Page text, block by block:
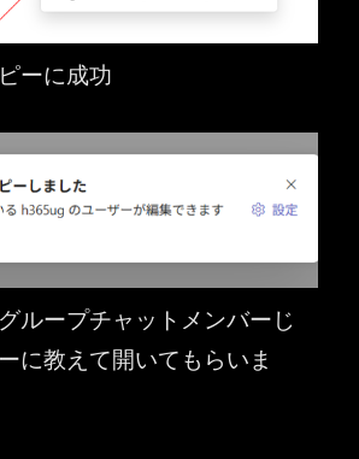
ーに成功
ループチャットメンバーじ
に教えて開いてもらいま